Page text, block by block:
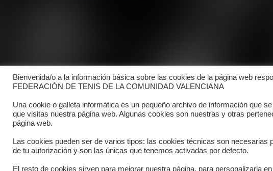
Bienvenida/o a la información básica sobre las cookies de la página web
FEDERACIÓN DE TENIS DE LA COMUNIDAD VALENCIANA
Una cookie o galleta informática es un pequeño archivo de información que
que visitas nuestra página web. Algunas cookies son nuestras y otras
página web.
Las cookies pueden ser de varios tipos: las cookies técnicas son necesarias
de tu autorización y son las únicas que tenemos activadas por defecto.
El resto de cookies sirven para mejorar nuestra página, para personalizarla